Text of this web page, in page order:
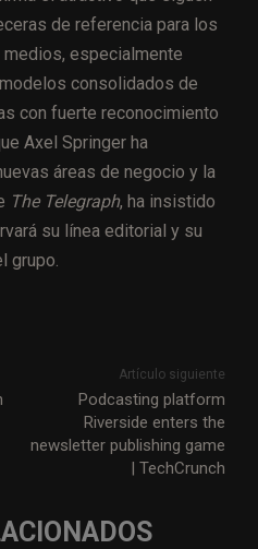
de referencia para los
especialmente
consolidados de
con fuerte reconocimiento
Axel Springer ha
áreas de negocio y la
The Telegraph, ha insistido
su línea editorial y su
grupo.
Artículo siguiente
Podcasting platform
Riverside enters the
newsletter publishing game
| TechCrunch